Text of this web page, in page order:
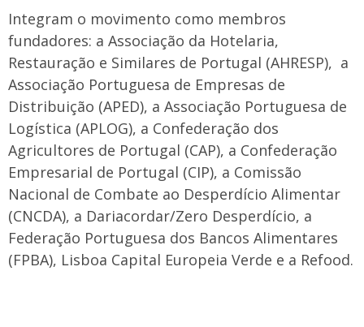
Integram o movimento como membros
fundadores: a Associação da Hotelaria,
Restauração e Similares de Portugal (AHRESP), a
Associação Portuguesa de Empresas de
Distribuição (APED), a Associação Portuguesa de
Logística (APLOG), a Confederação dos
Agricultores de Portugal (CAP), a Confederação
Empresarial de Portugal (CIP), a Comissão
Nacional de Combate ao Desperdício Alimentar
(CNCDA), a Dariacordar/Zero Desperdício, a
Federação Portuguesa dos Bancos Alimentares
(FPBA), Lisboa Capital Europeia Verde e a Refood.